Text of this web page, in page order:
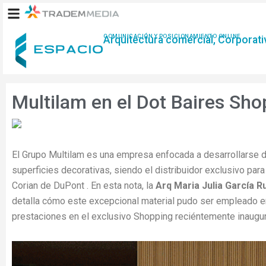
contenido
COMUNICACIÓN Y POSICIONAMIENTO ONLINE
Arquitectura comercial,
Multilam en el Dot Baires
El Grupo Multilam es una empresa enfocada a
superficies decorativas, siendo el distribuidor exclusivo
Corian de DuPont . En esta nota, la Arq Maria Julia García
detalla cómo este excepcional material pudo ser empleado
prestaciones en el exclusivo Shopping reciéntemente